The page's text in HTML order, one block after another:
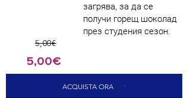
загрява, за да се
получи горещ шоколад
през студения сезон.
5,00€
5,00€
ACQUISTA ORA